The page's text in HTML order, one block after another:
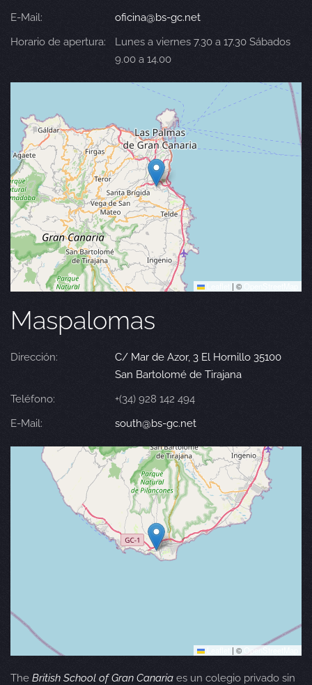
E-Mail:
oficina@bs-gc.net
Horario de apertura:
Lunes a viernes 7.30 a 17.30 Sábados
9.00 a 14.00
| ©
Maspalomas
Dirección:
C/ Mar de Azor, 3 El Hornillo 35100
San Bartolomé de Tirajana
Teléfono:
+(34) 928 142 494
E-Mail:
south@bs-gc.net
| © OpenStreetMap
The British School of Gran Canaria es un colegio privado sin